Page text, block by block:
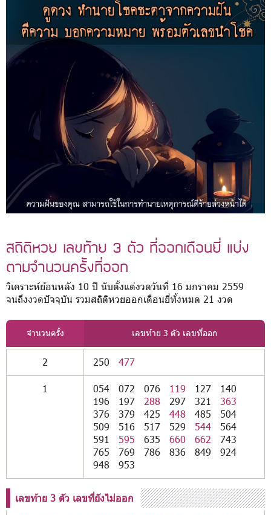
สถิติหวย เลขท้าย 3 ตัว ที่ออกเดือนยี่ แบ่ง
ตามจำนวนครั้งที่ออก
วิเคราะห์ย้อนหลัง 10 ปี นับตั้งแต่งวดวันที่ 16 มกราคม 2559
จนถึงงวดปัจจุบัน รวมสถิติหวยออกเดือนยี่ทั้งหมด 21 งวด
จำนวนครั้ง เลขท้าย 3 ตัว เลขที่ออก
2 250 477
1 054 072 076 119 127
140
196
197 288 297 321
363
376
379 425 448 485
504
509
516 517 529 544
564
591
595 635 660 662
743
765
769 786 836 849
924
948
953
เลขท้าย 3 ตัว เลขที่ยังไม่ออก